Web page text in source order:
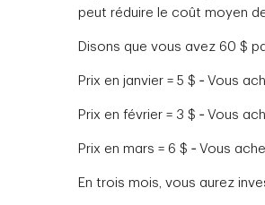
peut réduire le coût moyen
Disons que vous avez 60 $
Prix en janvier = 5 $ ‑ Vous
Prix en février = 3 $ ‑ Vous
Prix en mars = 6 $ ‑ Vous
En trois mois, vous aurez